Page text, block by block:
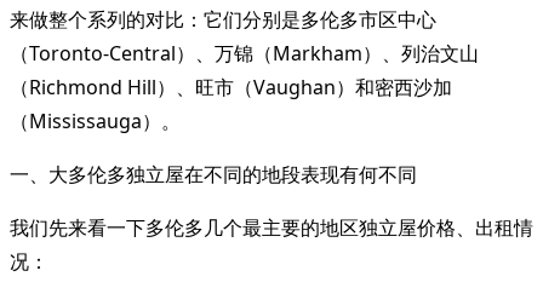
来做整个系列的对比：它们分别是多伦多市区中心
（Toronto-Central）、万锦（Markham）、列治文山
（Richmond Hill）、旺市（Vaughan）和密西沙加
（Mississauga）。
一、大多伦多独立屋在不同的地段表现有何不同
我们先来看一下多伦多几个最主要的地区独立屋价格、出租情
况：